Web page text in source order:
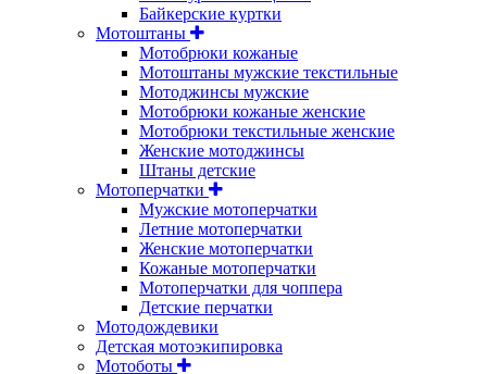
Байкерские куртки
Мотоштаны
Мотобрюки кожаные
Мотоштаны мужские текстильные
Мотоджинсы мужские
Мотобрюки кожаные женские
Мотобрюки текстильные женские
Женские мотоджинсы
Штаны детские
Мотоперчатки
Мужские мотоперчатки
Летние мотоперчатки
Женские мотоперчатки
Кожаные мотоперчатки
Мотоперчатки для чоппера
Детские перчатки
Мотодождевики
Детская мотоэкипировка
Мотоботы